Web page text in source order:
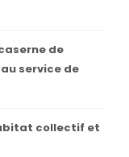
de
service de
collectif et